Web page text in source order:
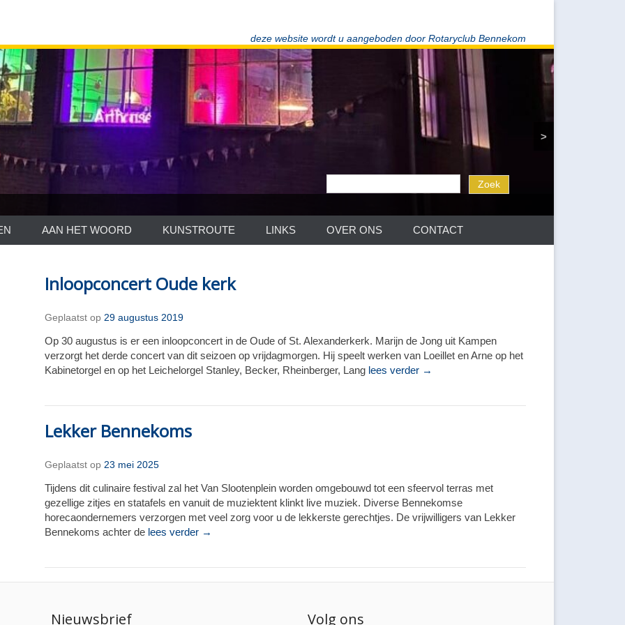
deze website wordt u aangeboden door Rotaryclub Bennekom
>
AAN HET WOORD KUNSTROUTE LINKS OVER ONS CONTACT
Inloopconcert Oude kerk
Geplaatst op 29 augustus 2019
Op 30 augustus is er een inloopconcert in de Oude of St. Alexanderkerk. Marijn de Jong uit Kampen
verzorgt het derde concert van dit seizoen op vrijdagmorgen. Hij speelt werken van Loeillet en Arne op het
Kabinetorgel en op het Leichelorgel Stanley, Becker, Rheinberger, Lang lees verder →
Lekker Bennekoms
Geplaatst op 23 mei 2025
Tijdens dit culinaire festival zal het Van Slootenplein worden omgebouwd tot een sfeervol terras met
gezellige zitjes en statafels en vanuit de muziektent klinkt live muziek. Diverse Bennekomse
horecaondernemers verzorgen met veel zorg voor u de lekkerste gerechtjes. De vrijwilligers van Lekker
Bennekoms achter de lees verder →
Nieuwsbrief Volg ons